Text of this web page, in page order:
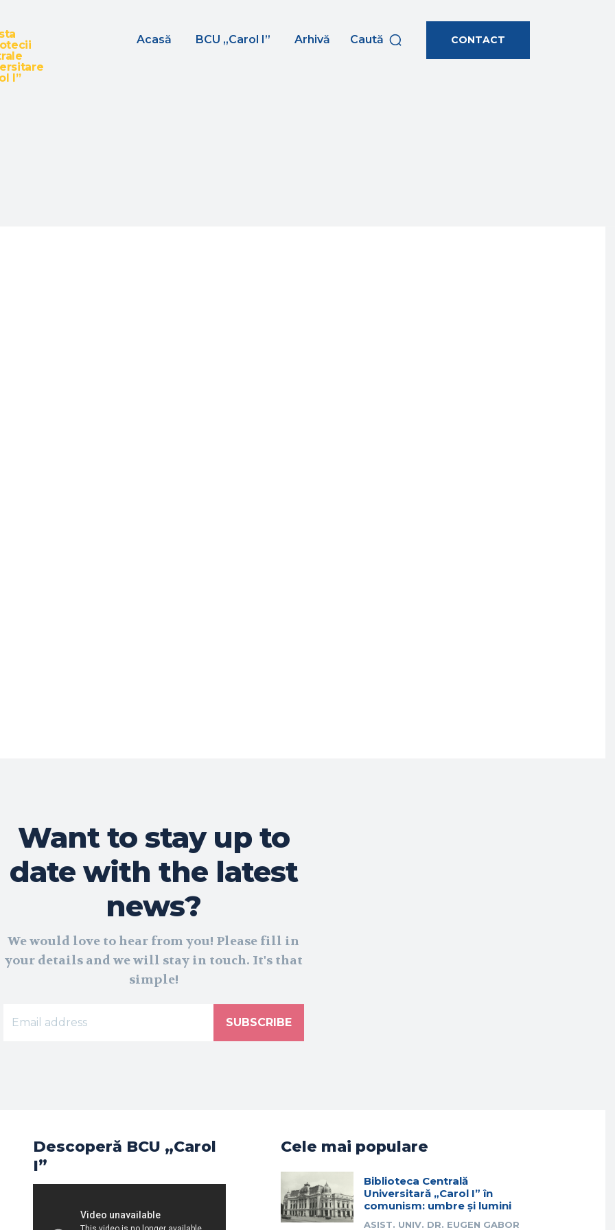
I”
Acasă BCU „Carol I” Arhivă Caută CONTACT
Want to stay up to
date with the latest
news?
We would love to hear from you! Please fill in
your details and we will stay in touch. It's that
simple!
SUBSCRIBE
Descoperă BCU „Carol
I”
Cele mai populare
Biblioteca Centrală
Universitară „Carol I” în
comunism: umbre și lumini
ASIST. UNIV. DR. EUGEN GABOR